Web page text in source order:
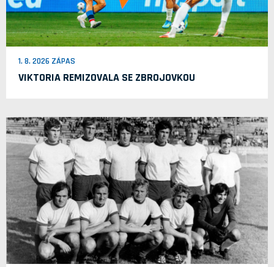
1. 8. 2026 ZÁPAS
VIKTORIA REMIZOVALA SE ZBROJOVKOU